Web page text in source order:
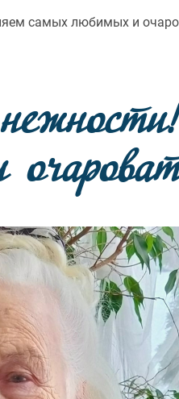
самых любимых и